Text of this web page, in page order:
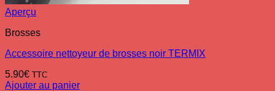
Aperçu
Brosses
Accessoire nettoyeur de brosses noir TERMIX
5.90€ TTC
Ajouter au panier